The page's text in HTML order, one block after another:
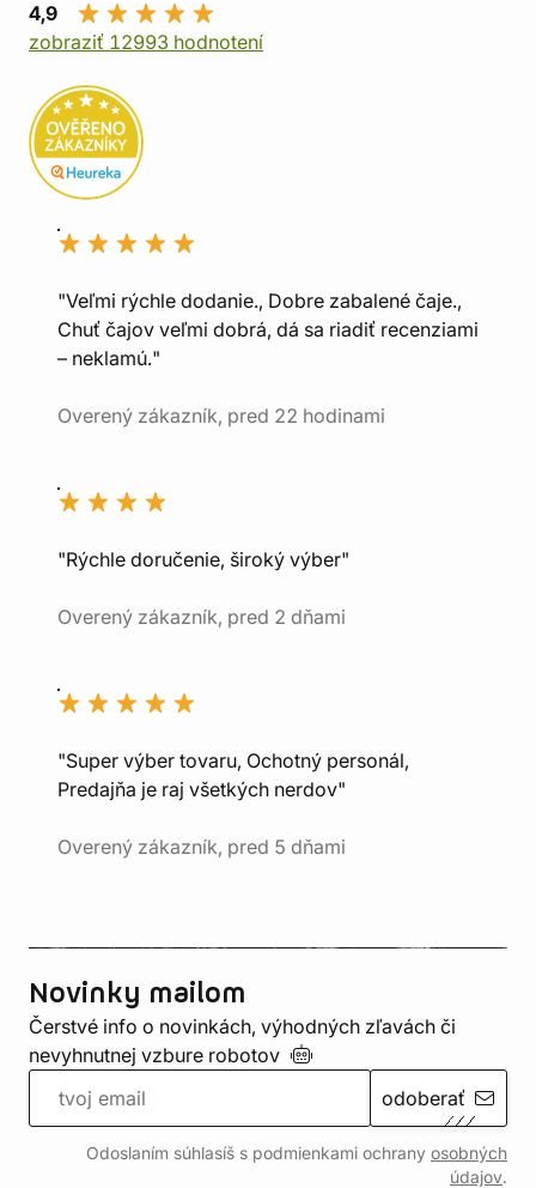
4,9
zobraziť 12993 hodnotení
"Veľmi rýchle dodanie., Dobre zabalené čaje.,
Chuť čajov veľmi dobrá, dá sa riadiť recenziami
– neklamú."
Overený zákazník, pred 22 hodinami
"Rýchle doručenie, široký výber"
Overený zákazník, pred 2 dňami
"Super výber tovaru, Ochotný personál,
Predajňa je raj všetkých nerdov"
Overený zákazník, pred 5 dňami
Novinky mailom
Čerstvé info o novinkách, výhodných zľavách či
nevyhnutnej vzbure robotov
odoberať
Odoslaním súhlasíš s podmienkami ochrany osobných
údajov.